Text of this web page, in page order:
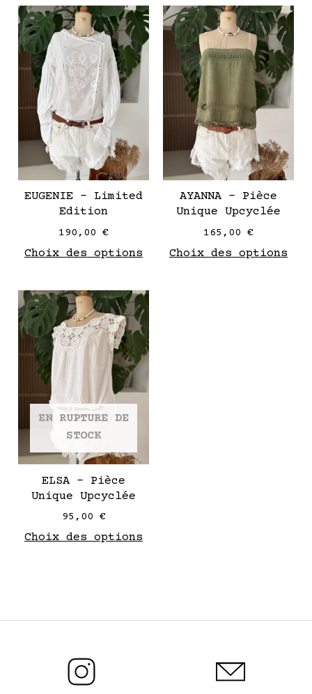
EUGENIE – Limited
Edition
190,00 €
Choix des options
Ce
produit
a
plusieurs
variantes.
options
être
choisies
produit
AYANNA – Pièce
Unique Upcyclée
165,00 €
Choix des options
Ce
a
EN RUPTURE DE
STOCK
ELSA – Pièce
Unique Upcyclée
95,00 €
Choix des options
Ce
produit
a
plusieurs
Les
produit